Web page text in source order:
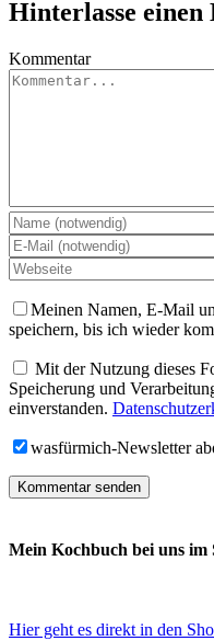
Hinterlasse
Kommentar
Meinen Namen, E-Mail
speichern, bis ich wieder
Mit der Nutzung dieses
Speicherung und
einverstanden.
wasfürmich-Newsletter
Mein Kochbuch bei uns im
Hier geht es direkt in den